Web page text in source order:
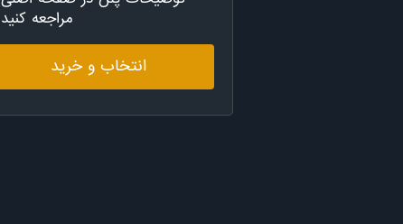
مراجعه کنید
انتخاب و خرید